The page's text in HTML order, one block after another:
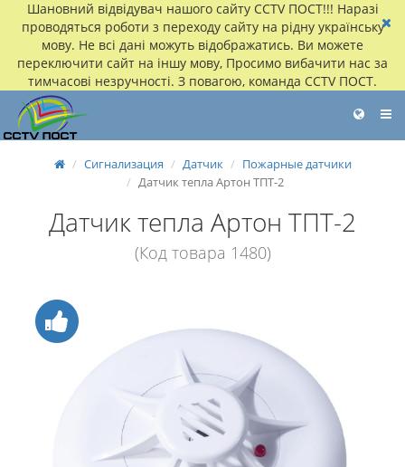
Шановний відвідувач нашого сайту CCTV ПОСТ!!! Наразі
проводяться роботи з переходу сайту на рідну українську
мову. Не всі дані можуть відображатись. Ви можете
переключити сайт на іншу мову, Просимо вибачити нас за
тимчасові незручності. З повагою, команда CCTV ПОСТ.
Сигнализация Датчик
Пожарные датчики
Датчик тепла Артон ТПТ-2
Датчик тепла Артон ТПТ-2
(Код товара 1480)